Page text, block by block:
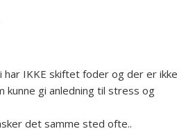
IKKE skiftet foder og der er ikke
gi anledning til stress og
det samme sted ofte..